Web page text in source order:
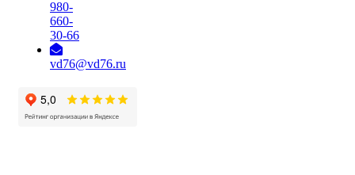
980-
660-
30-66
vd76@vd76.ru